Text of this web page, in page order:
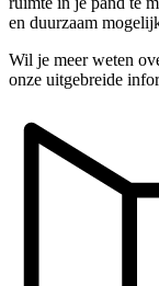
en duurzaam
Wil je meer weten
onze uitgebreide